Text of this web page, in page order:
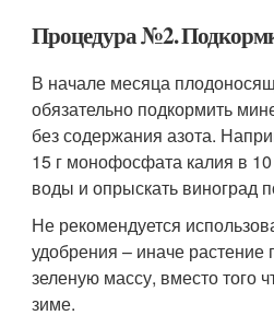
Процедура №2.
В начале месяца
обязательно подкормить
без содержания азота.
15 г монофосфата калия в
воды и опрыскать виноград
Не рекомендуется
удобрения – иначе
зеленую массу, вместо того
зиме.